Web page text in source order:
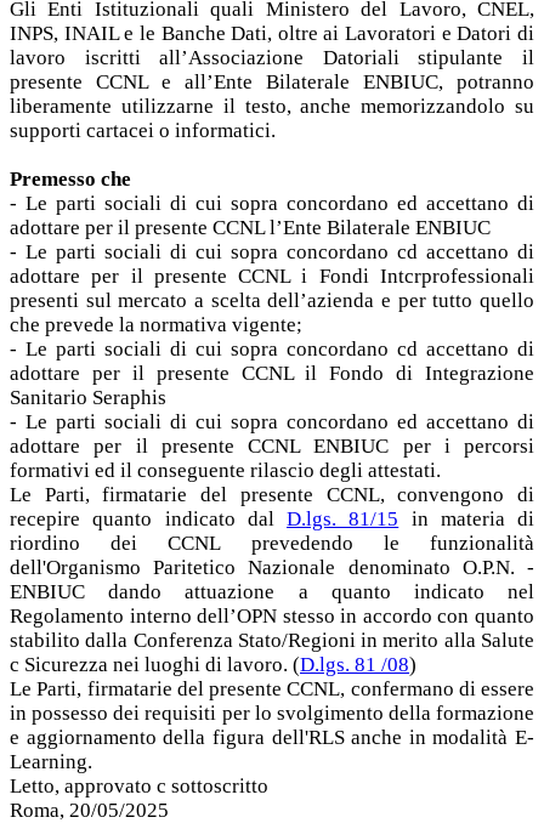
Gli Enti Istituzionali quali Ministero del Lavoro, CNEL,
INPS, INAIL e le Banche Dati, oltre ai Lavoratori e Datori di
lavoro iscritti all’Associazione Datoriali stipulante il
presente CCNL e all’Ente Bilaterale ENBIUC, potranno
liberamente utilizzarne il testo, anche memorizzandolo su
supporti cartacei o informatici.
Premesso che
- Le parti sociali di cui sopra concordano ed accettano di
adottare per il presente CCNL l’Ente Bilaterale ENBIUC
- Le parti sociali di cui sopra concordano cd accettano di
adottare per il presente CCNL i Fondi Intcrprofessionali
presenti sul mercato a scelta dell’azienda e per tutto quello
che prevede la normativa vigente;
- Le parti sociali di cui sopra concordano cd accettano di
adottare per il presente CCNL il Fondo di Integrazione
Sanitario Seraphis
- Le parti sociali di cui sopra concordano ed accettano di
adottare per il presente CCNL ENBIUC per i percorsi
formativi ed il conseguente rilascio degli attestati.
Le Parti, firmatarie del presente CCNL, convengono di
recepire quanto indicato dal D.lgs. 81/15 in materia di
riordino dei CCNL prevedendo le funzionalità
dell'Organismo Paritetico Nazionale denominato O.P.N. -
ENBIUC dando attuazione a quanto indicato nel
Regolamento interno dell’OPN stesso in accordo con quanto
stabilito dalla Conferenza Stato/Regioni in merito alla Salute
c Sicurezza nei luoghi di lavoro. (D.lgs. 81 /08)
Le Parti, firmatarie del presente CCNL, confermano di essere
in possesso dei requisiti per lo svolgimento della formazione
e aggiornamento della figura dell'RLS anche in modalità E-
Learning.
Letto, approvato c sottoscritto
Roma, 20/05/2025